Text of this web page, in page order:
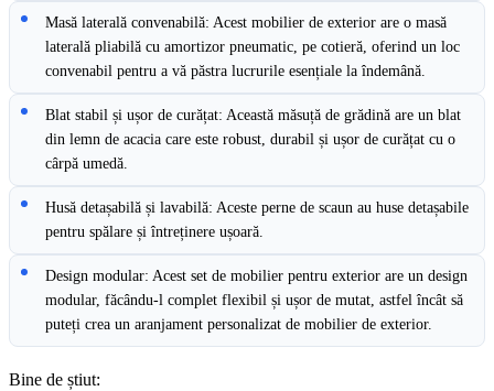
Masă laterală convenabilă: Acest mobilier de exterior are o masă
laterală pliabilă cu amortizor pneumatic, pe cotieră, oferind un loc
convenabil pentru a vă păstra lucrurile esențiale la îndemână.
Blat stabil și ușor de curățat: Această măsuță de grădină are un blat
din lemn de acacia care este robust, durabil și ușor de curățat cu o
cârpă umedă.
Husă detașabilă și lavabilă: Aceste perne de scaun au huse detașabile
pentru spălare și întreținere ușoară.
Design modular: Acest set de mobilier pentru exterior are un design
modular, făcându-l complet flexibil și ușor de mutat, astfel încât să
puteți crea un aranjament personalizat de mobilier de exterior.
Bine de știut: